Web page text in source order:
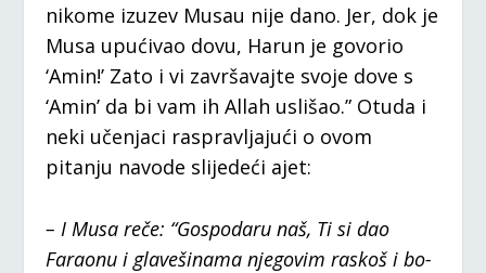
nikome izuzev Musau nije dano. Jer, dok je
Musa upućivao dovu, Harun je govorio
‘Amin!’ Zato i vi završavajte svoje dove s
‘Amin’ da bi vam ih Allah uslišao.” Otuda i
neki učenjaci raspravljajući o ovom
pitanju navode slijedeći ajet:
– I Musa reče: “Gospodaru naš, Ti si dao
Faraonu i glavešinama njegovim raskoš i bo-